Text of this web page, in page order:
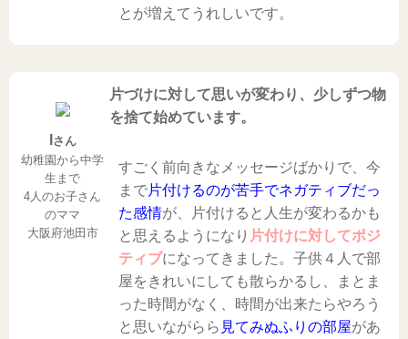
とが増えてうれしいです。
さん
幼稚園から中学
生まで
4人のお子さん
のママ
大阪府池田市
片づけに対して思いが変わり、少しずつ物
を捨て始めています。
すごく前向きなメッセージばかりで、今
まで片付けるのが苦手でネガティブだっ
た感情が、片付けると人生が変わるかも
と思えるようになり 片付けに対してポジ
ティブになってきました。 子供４人で部
屋をきれいにしても散らかるし、まとま
った時間がなく、時間が出来たらやろう
と思いながらら 見てみぬふりの部屋があ